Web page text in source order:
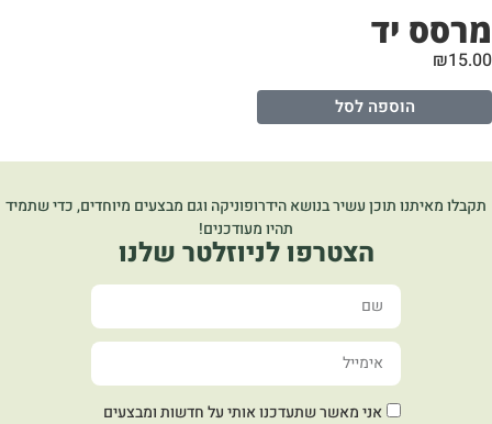
יד
₪
הוספה לסל
מאיתנו תוכן עשיר בנושא הידרופוניקה וגם מבצעים מיוחדים, כדי שתמיד
תהיו מעודכנים!
הצטרפו לניוזלטר שלנו
אני מאשר שתעדכנו אותי על חדשות ומבצעים